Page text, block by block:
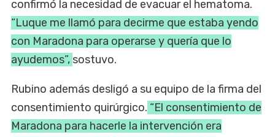
confirmó la necesidad de evacuar el hematoma.
“Luque me llamó para decirme que estaba yendo
con Maradona para operarse y quería que lo
ayudemos”, sostuvo.
Rubino además desligó a su equipo de la firma del
consentimiento quirúrgico. “El consentimiento de
Maradona para hacerle la intervención era